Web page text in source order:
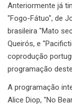
Anteriormente já
"Fogo-Fátuo", de
brasileira "Mato
Queirós, e
coprodução
programação
A programação
Alice Diop, "No